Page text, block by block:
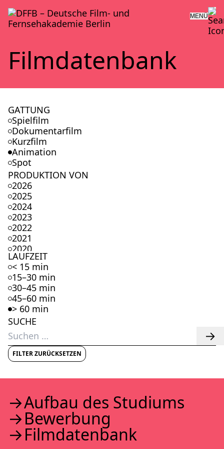
MENÜ
Film­da­ten­bank
GATTUNG
Spielfilm
Dokumentarfilm
Kurzfilm
Animation
Spot
PRODUKTION VON
2026
2025
2024
2023
2022
2021
2020
2019
2018
2017
2016
2015
2014
2013
2012
2011
2010
2009
2006
2005
2004
2003
2002
LAUFZEIT
< 15 min
15–30 min
30–45 min
45–60 min
> 60 min
SUCHE
Suchen
nach:
FILTER ZURÜCKSETZEN
Auf­bau des Stu­di­ums
Bewer­bung
Film­da­ten­bank